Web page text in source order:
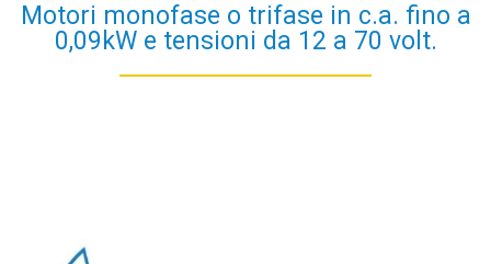
Motori monofase o trifase in c.a. fino a
0,09kW e tensioni da 12 a 70 volt.